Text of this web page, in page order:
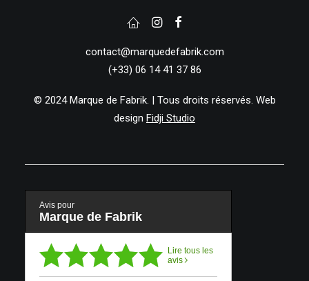
contact@marquedefabrik.com
(+33) 06 14 41 37 86
© 2024 Marque de Fabrik. | Tous droits réservés. Web
design Fidji Studio